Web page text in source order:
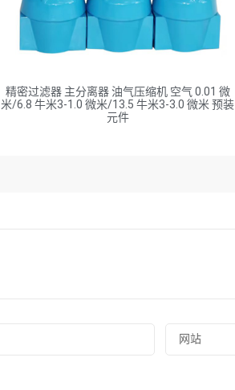
精密过滤器 主分离器 油气压缩机 空气 0.01 微
米/6.8 牛米3-1.0 微米/13.5 牛米3-3.0 微米 预装
元件